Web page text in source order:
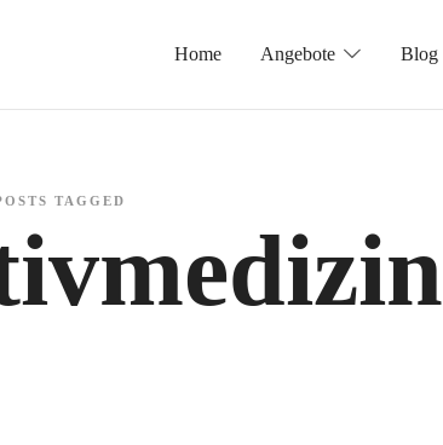
Home Angebote Blog
TAGGED